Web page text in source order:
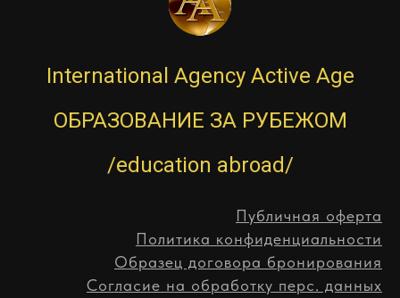
International Agency Active Age
ОБРАЗОВАНИЕ ЗА РУБЕЖОМ
/education abroad/
Публичная оферта
Политика конфиденциальности
Образец договора бронирования
Согласие на обработку перс. данных